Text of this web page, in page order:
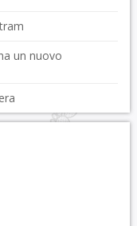
un nuovo